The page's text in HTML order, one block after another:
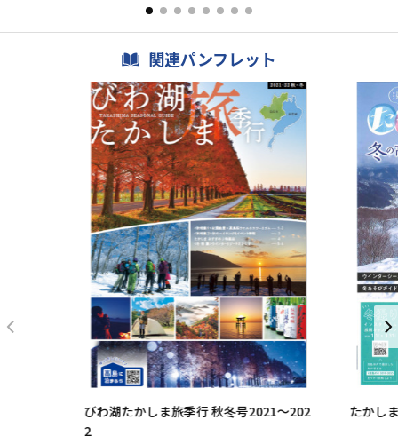
関連パンフレット
びわ湖たかしま旅季行 秋冬号2021～202
2
たかし